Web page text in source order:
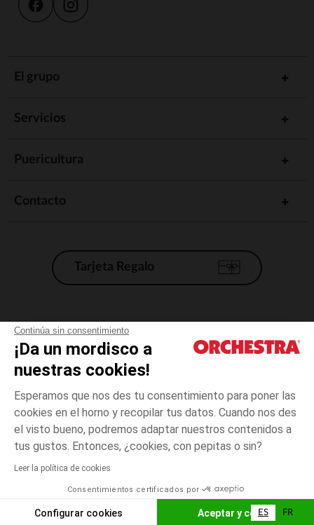
Continúa sin consentimiento
¡Da un mordisco a
nuestras cookies!
Esperamos que nos des tu consentimiento para poner las
cookies en el horno y recopilar tus datos. Cuando nos des
el visto bueno, podremos adaptar nuestros contenidos a
tus gustos. Entonces, ¿cookies, con pepitas o sin?
Leer la política de cookies
Consentimientos certificados por
Configurar cookies Aceptar y cerrar
talla
unica
El pago medidante
AÑADIR A LA CESTA
El grupo
Servicios
Puericultura
Contacto
Tarjeta Regalo
Condiciones generales de venta
Aviso Legal
*Condiciones de las ofertas actuales
Gestión de las cookies
Accesibilidad: no conforme
Orchestra adhiere al código de ética de la Federación Francesa de comercio
electrónico y venta a distancia (FEVAD) y al sistema de mediación de
ES FR